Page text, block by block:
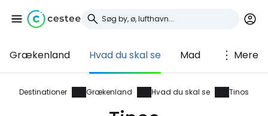
Grækenland Hvad du skal se Mad Mere
Destinationer Grækenland Hvad du skal se Tinos
Log ind på Cestee
... det verdensomspændende